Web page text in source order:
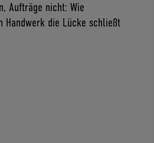
Aufträge nicht: Wie
Handwerk die Lücke schließt